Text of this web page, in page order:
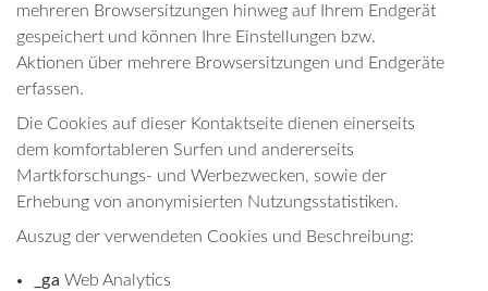
mehreren Browsersitzungen hinweg auf Ihrem Endgerät
gespeichert und können Ihre Einstellungen bzw.
Aktionen über mehrere Browsersitzungen und Endgeräte
erfassen.
Die Cookies auf dieser Kontaktseite dienen einerseits
dem komfortableren Surfen und andererseits
Martkforschungs- und Werbezwecken, sowie der
Erhebung von anonymisierten Nutzungsstatistiken.
Auszug der verwendeten Cookies und Beschreibung:
_ga Web Analytics